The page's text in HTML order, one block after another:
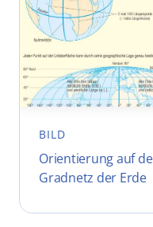
BILD
Orientierung auf
Gradnetz der Erde